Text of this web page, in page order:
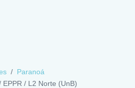
Paranoá
/ L2 Norte (UnB)